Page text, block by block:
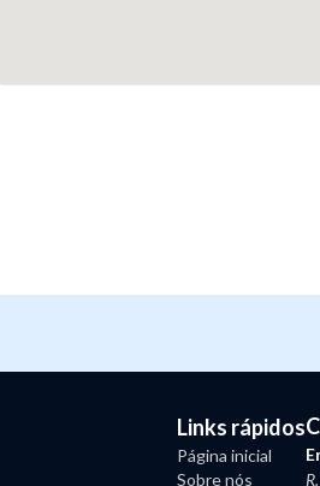
Links rápidos
Página inicial
Sobre nós